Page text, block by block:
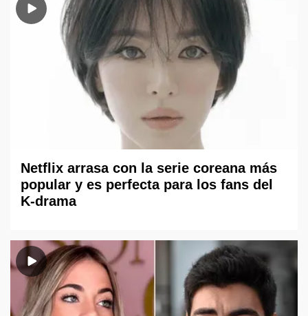
Netflix arrasa con la serie coreana más
popular y es perfecta para los fans del
K-drama